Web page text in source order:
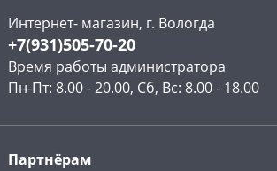
Интернет- магазин, г. Вологда
+7(931)505-70-20
Время работы администратора
Пн-Пт: 8.00 - 20.00, Сб, Вс: 8.00 - 18.00
Партнёрам
раз в 2 недели